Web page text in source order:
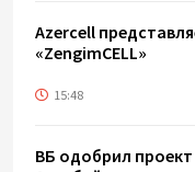
Azercell
«ZengimCELL»
15:48
ВБ одобрил проект